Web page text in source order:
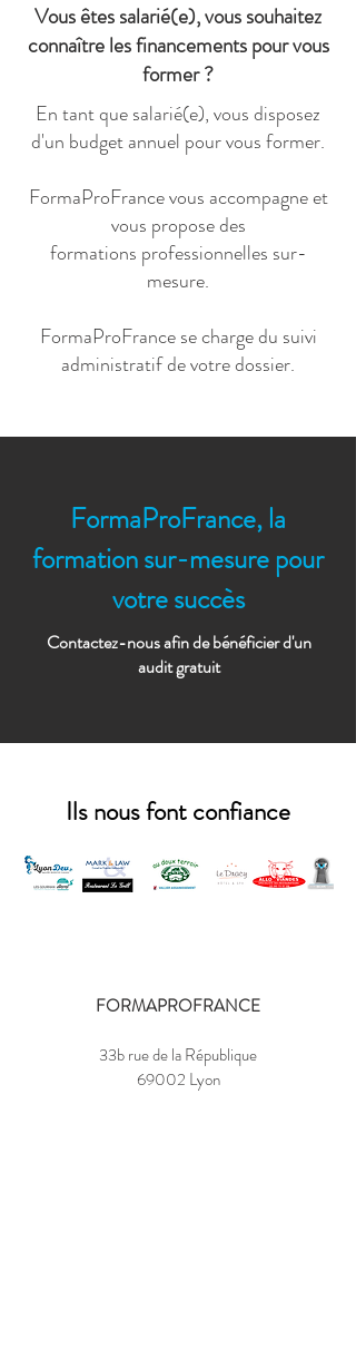
Vous êtes salarié(e), vous souhaitez
connaître les financements pour vous
former ?
En tant que salarié(e), vous disposez
d'un budget annuel pour vous former.
FormaProFrance vous accompagne et
vous proposedes
formations professionnelles sur-
mesure.
FormaProFrance se charge du suivi
administratif de votre dossier.
FormaProFrance, la
formation sur-mesure pour
votre succès
Contactez-nous afin de bénéficier d'un
audit gratuit
Ils nous font confiance
FORMAPROFRANCE
33b rue de la République
69002 Lyon